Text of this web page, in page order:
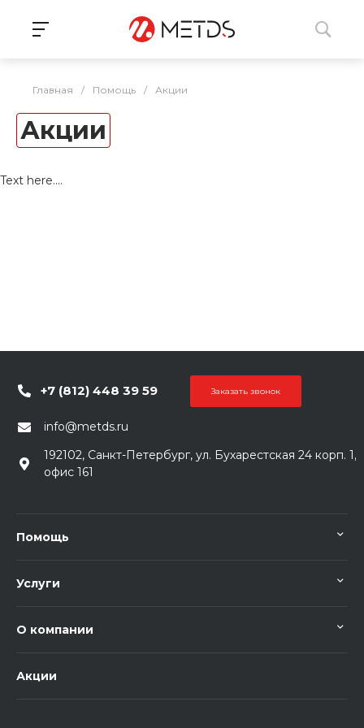
Главная / Помощь / Акции
Акции
Text here....
+7 (812) 448 39 59 Заказать звонок
info@metds.ru
192102, Санкт-Петербург, ул. Бухарестская 24 корп. 1,
офис 161
Помощь
Услуги
О компании
Акции